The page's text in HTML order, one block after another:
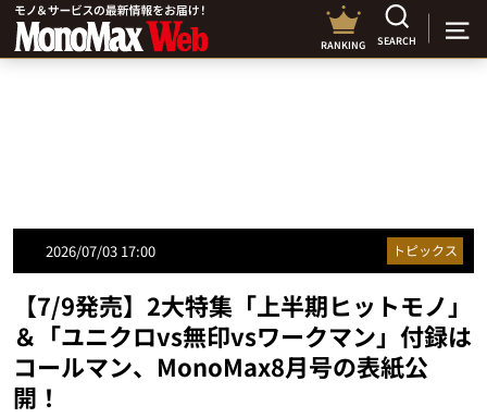
RANKING SEARCH
2026/07/03 17:00 トピックス
【7/9発売】2大特集「上半期ヒットモノ」
＆「ユニクロvs無印vsワークマン」付録は
コールマン、MonoMax8月号の表紙公
開！